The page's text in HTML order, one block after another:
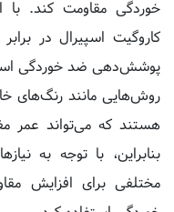
کاروگیت اسپیرال در
پوشش‌دهی ضد خوردگی
روش‌هایی مانند رنگ‌های
هستند که می‌تواند عمر
بنابراین، با توجه به
مختلفی برای افزایش
خوردگی استفاده کرد.